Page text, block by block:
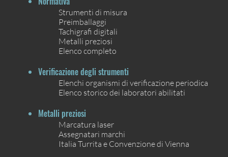
Strumenti di misura
Preimballaggi
Tachigrafi digitali
Metalli preziosi
Elenco completo
Verificazione degli strumenti
Elenchi organismi di verificazione periodica
Elenco storico dei laboratori abilitati
Metalli preziosi
Marcatura laser
Assegnatari marchi
Italia Turrita e Convenzione di Vienna